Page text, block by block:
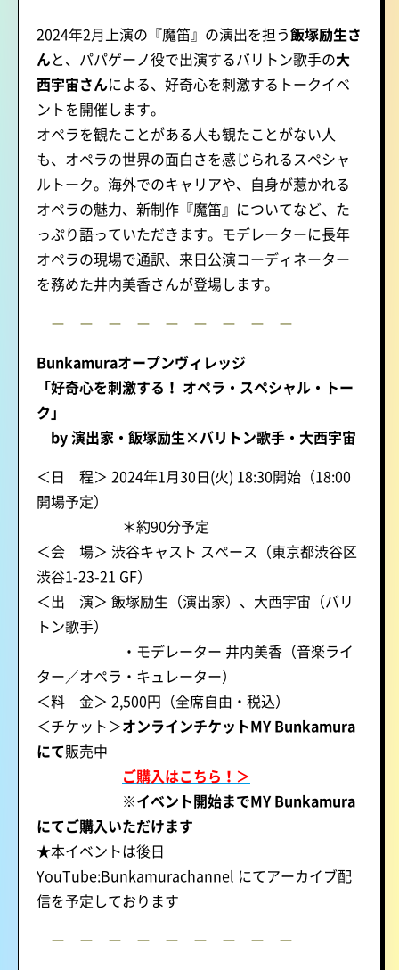
2024年2月上演の『魔笛』の演出を担う飯塚励生さ
んと、パパゲーノ役で出演するバリトン歌手の大
西宇宙さんによる、好奇心を刺激するトークイベ
ントを開催します。
オペラを観たことがある人も観たことがない人
も、オペラの世界の面白さを感じられるスペシャ
ルトーク。海外でのキャリアや、自身が惹かれる
オペラの魅力、新制作『魔笛』についてなど、た
っぷり語っていただきます。モデレーターに長年
オペラの現場で通訳、来日公演コーディネーター
を務めた井内美香さんが登場します。
ー ー ー ー ー ー ー ー ー
Bunkamuraオープンヴィレッジ
「好奇心を刺激する！ オペラ・スペシャル・トー
ク」
by 演出家・飯塚励生×バリトン歌手・大西宇宙
＜日 程＞ 2024年1月30日(火) 18:30開始（18:00
開場予定）
＊約90分予定
＜会 場＞ 渋谷キャスト スペース（東京都渋谷区
渋谷1-23-21 GF）
＜出 演＞ 飯塚励生（演出家）、大西宇宙（バリ
トン歌手）
・モデレーター 井内美香（音楽ライ
ター／オペラ・キュレーター）
＜料 金＞ 2,500円（全席自由・税込）
＜チケット＞オンラインチケット MY Bunkamura
にて販売中
ご購入はこちら！ ＞
※イベント開始までMY Bunkamura
にてご購入いただけます
★本イベントは後日
YouTube:Bunkamurachannel にてアーカイブ配
信を予定しております
ー ー ー ー ー ー ー ー ー